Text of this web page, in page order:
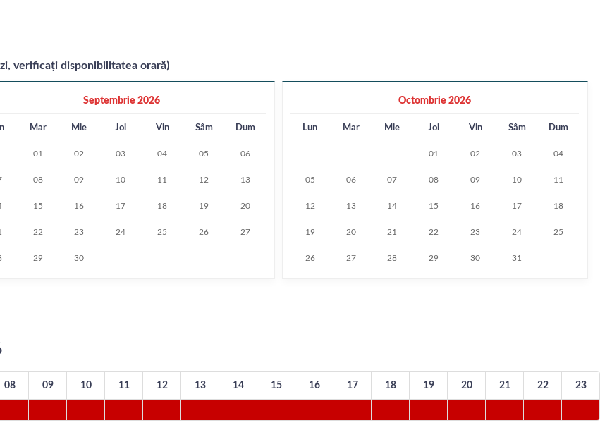
verificați disponibilitatea orară)
Septembrie 2026
Mar Mie Joi Vin Sâm Dum
01 02 03 04 05 06
08 09 10 11 12 13
15 16 17 18 19 20
22 23 24 25 26 27
29 30
Octombrie 2026
Lun Mar Mie Joi Vin Sâm Dum
01 02 03 04
05 06 07 08 09 10 11
12 13 14 15 16 17 18
19 20 21 22 23 24 25
26 27 28 29 30 31
08 09 10 11 12 13 14 15 16 17 18 19 20 21 22 23